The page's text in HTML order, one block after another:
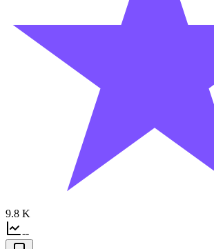
9.8 K
--